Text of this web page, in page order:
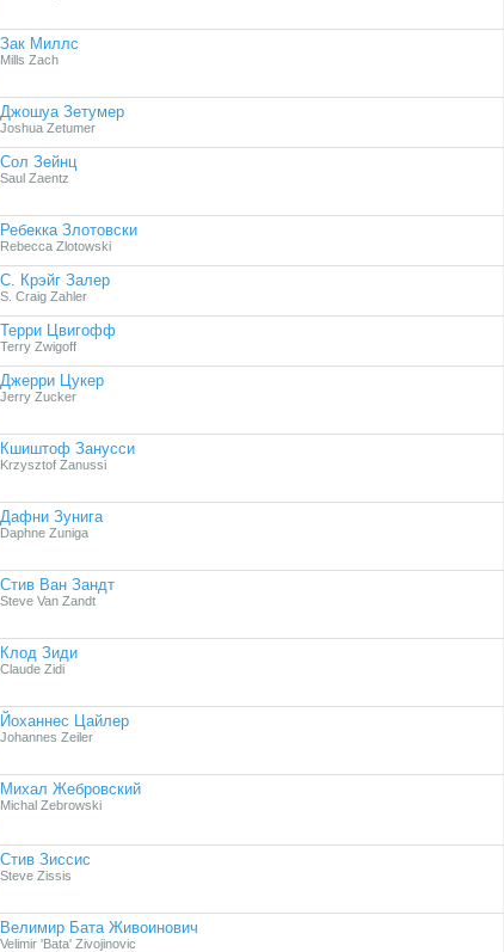
Зак Миллс
Mills Zach
Джошуа Зетумер
Joshua Zetumer
Сол Зейнц
Saul Zaentz
Ребекка Злотовски
Rebecca Zlotowski
С. Крэйг Залер
S. Craig Zahler
Терри Цвигофф
Terry Zwigoff
Джерри Цукер
Jerry Zucker
Кшиштоф Занусси
Krzysztof Zanussi
Дафни Зунига
Daphne Zuniga
Стив Ван Зандт
Steve Van Zandt
Клод Зиди
Claude Zidi
Йоханнес Цайлер
Johannes Zeiler
Михал Жебровский
Michal Zebrowski
Стив Зиссис
Steve Zissis
Велимир Бата Живоинович
Velimir 'Bata' Zivojinovic